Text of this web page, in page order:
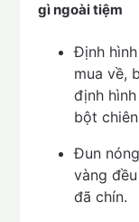
gì ngoài tiệm
Định
mua về,
định
bột
Đun
vàng
đã chín.